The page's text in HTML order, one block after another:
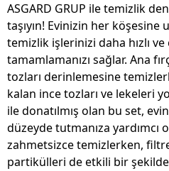
ASGARD GRUP ile temizlik
taşıyın! Evinizin her
temizlik işlerinizi daha hızlı
tamamlamanızı sağlar. Ana
tozları derinlemesine
kalan ince tozları ve lekeleri
ile donatılmış olan bu set,
düzeyde tutmanıza yardımcı
zahmetsizce temizlerken,
partikülleri de etkili bir şekilde